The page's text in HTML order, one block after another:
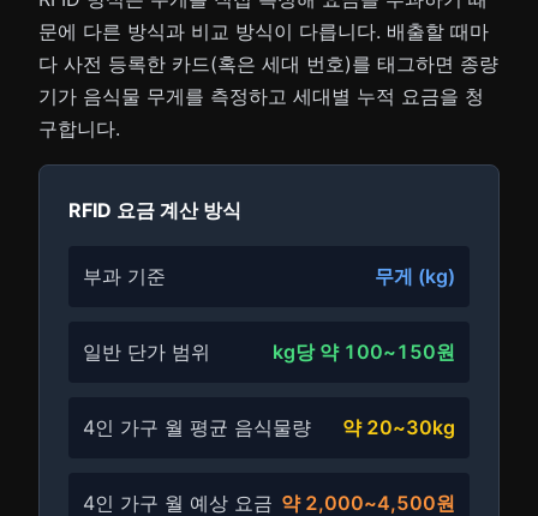
문에 다른 방식과 비교 방식이 다릅니다. 배출할 때마
다 사전 등록한 카드(혹은 세대 번호)를 태그하면 종량
기가 음식물 무게를 측정하고 세대별 누적 요금을 청
구합니다.
RFID 요금 계산 방식
부과 기준 무게 (kg)
일반 단가 범위 kg당 약 100~150원
4인 가구 월 평균 음식물량 약 20~30kg
4인 가구 월 예상 요금 약 2,000~4,500원